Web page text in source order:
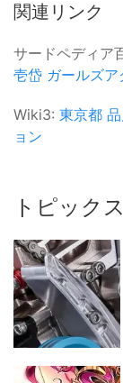
関連リンク
サードペディア
壱岱 ガールズア
Wiki3: 東京都
ョン
トピック